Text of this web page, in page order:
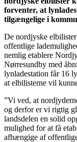
forventer, at
tilgængelige i
De nordjyske
offentlige
nemlig etablere
Nørresundby med
lynladestation får 16
at elbilisterne vil
”Vi ved, at
og derfor er vi rigtig
landsdelen en solid
mulighed for at få
afhængige af